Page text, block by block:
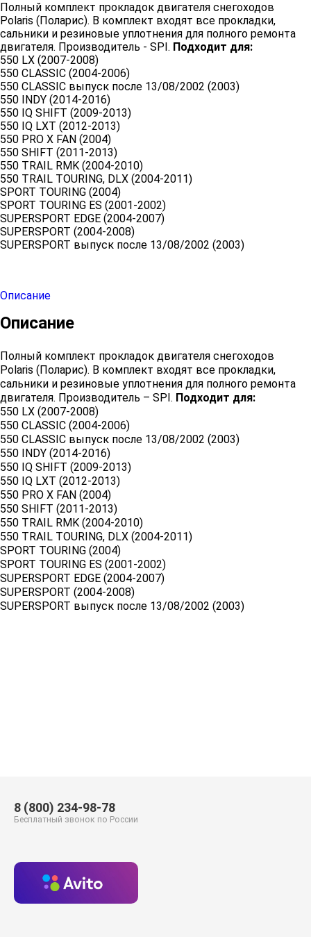
Полный комплект прокладок двигателя снегоходов
Polaris (Поларис). В комплект входят все прокладки,
сальники и резиновые уплотнения для полного ремонта
двигателя. Производитель - SPI. Подходит для:
550 LX (2007-2008)
550 CLASSIC (2004-2006)
550 CLASSIC выпуск после 13/08/2002 (2003)
550 INDY (2014-2016)
550 IQ SHIFT (2009-2013)
550 IQ LXT (2012-2013)
550 PRO X FAN (2004)
550 SHIFT (2011-2013)
550 TRAIL RMK (2004-2010)
550 TRAIL TOURING, DLX (2004-2011)
SPORT TOURING (2004)
SPORT TOURING ES (2001-2002)
SUPERSPORT EDGE (2004-2007)
SUPERSPORT (2004-2008)
SUPERSPORT выпуск после 13/08/2002 (2003)
Описание
Описание
Полный комплект прокладок двигателя снегоходов
Polaris (Поларис). В комплект входят все прокладки,
сальники и резиновые уплотнения для полного ремонта
двигателя. Производитель – SPI. Подходит для:
550 LX (2007-2008)
550 CLASSIC (2004-2006)
550 CLASSIC выпуск после 13/08/2002 (2003)
550 INDY (2014-2016)
550 IQ SHIFT (2009-2013)
550 IQ LXT (2012-2013)
550 PRO X FAN (2004)
550 SHIFT (2011-2013)
550 TRAIL RMK (2004-2010)
550 TRAIL TOURING, DLX (2004-2011)
SPORT TOURING (2004)
SPORT TOURING ES (2001-2002)
SUPERSPORT EDGE (2004-2007)
SUPERSPORT (2004-2008)
SUPERSPORT выпуск после 13/08/2002 (2003)
8 (800) 234-98-78
Бесплатный звонок по России